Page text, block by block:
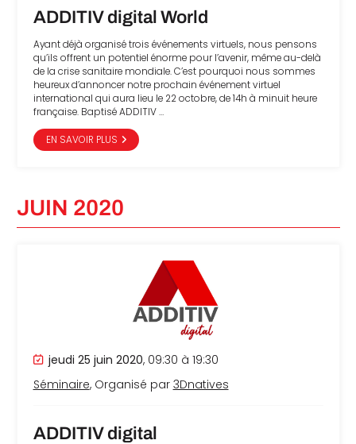
ADDITIV digital World
Ayant déjà organisé trois événements virtuels, nous pensons
qu’ils offrent un potentiel énorme pour l’avenir, même au-delà
de la crise sanitaire mondiale. C’est pourquoi nous sommes
heureux d’annoncer notre prochain événement virtuel
international qui aura lieu le 22 octobre, de 14h à minuit heure
française. Baptisé ADDITIV …
EN SAVOIR PLUS
JUIN 2020
jeudi 25 juin 2020, 09:30 à 19:30
Séminaire, Organisé par 3Dnatives
ADDITIV digital